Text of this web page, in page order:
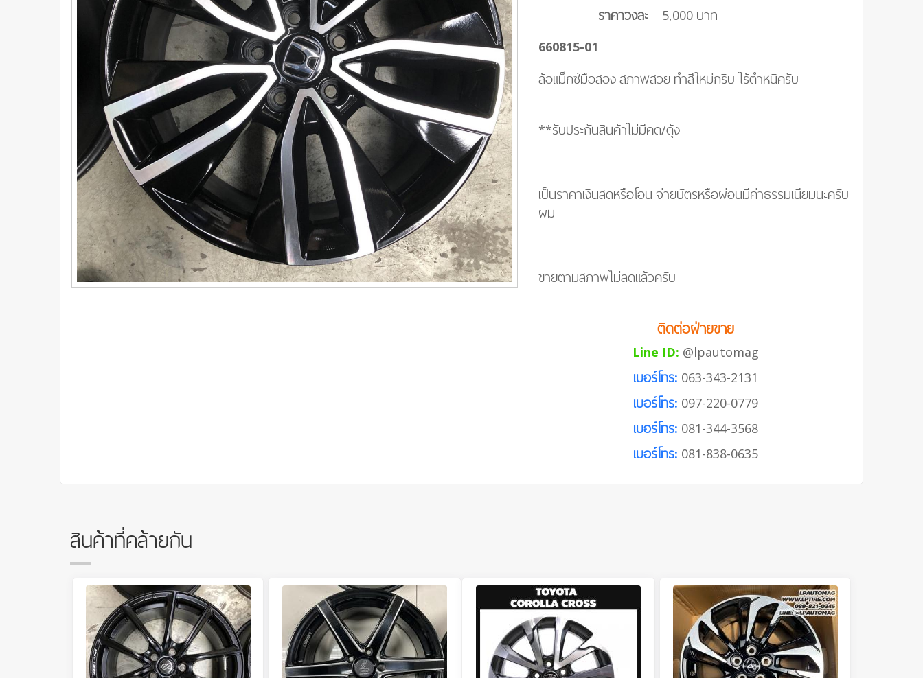
ราคาวงละ
5,000 บาท
660815-01
ล้อแม็กซ์มือสอง สภาพสวย ทำสีใหม่กริบ ไร้ตำหนิครับ
**รับประกันสินค้าไม่มีคด/ดุ้ง
เป็นราคาเงินสดหรือโอน จ่ายบัตรหรือผ่อนมีค่าธรรมเนียมนะครับ
ผม
ขายตามสภาพไม่ลดแล้วครับ
ติดต่อฝ่ายขาย
Line ID: @lpautomag
เบอร์โทร: 063-343-2131
เบอร์โทร: 097-220-0779
เบอร์โทร: 081-344-3568
เบอร์โทร: 081-838-0635
สินค้าที่คล้ายกัน